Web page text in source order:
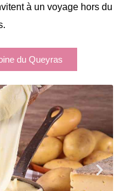
à un voyage hors du
du Queyras